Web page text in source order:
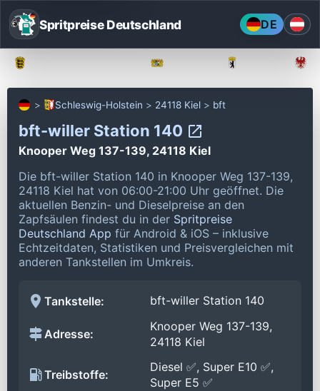
Spritpreise Deutschland DE
Schleswig-Holstein 24118 Kiel bft
bft-willer Station 140
Knooper Weg 137-139, 24118 Kiel
Die bft-willer Station 140 in Knooper Weg 137-139,
24118 Kiel hat von 06:00-21:00 Uhr geöffnet. Die
aktuellen Benzin- und Dieselpreise an den
Zapfsäulen findest du in der Spritpreise
Deutschland App für Android & iOS – inklusive
Echtzeitdaten, Statistiken und Preisvergleichen mit
anderen Tankstellen im Umkreis.
Tankstelle: bft-willer Station 140
Adresse:
Knooper Weg 137-139,
24118 Kiel
Treibstoffe:
Diesel ✅, Super E10 ✅,
Super E5 ✅